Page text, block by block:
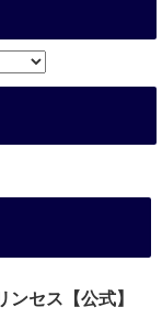
セス【公式】